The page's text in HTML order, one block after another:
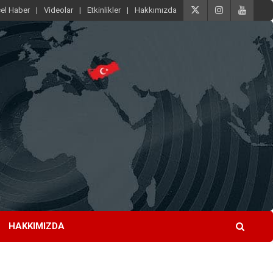
Haber Videolar Etkinlikler Hakkımızda
HAKKIMIZDA